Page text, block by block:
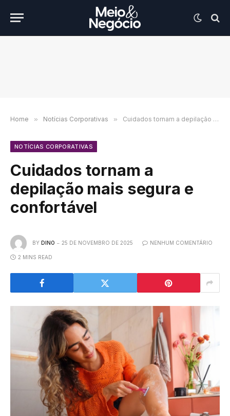
Home » Notícias Corporativas » Cuidados tornam a depilação mais segura e confortável
NOTÍCIAS CORPORATIVAS
Cuidados tornam a
depilação mais segura e
confortável
BY DINO 25 DE NOVEMBRO DE 2025 NENHUM COMENTÁRIO
2 MINS READ